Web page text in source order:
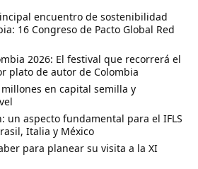
encuentro de sostenibilidad
16 Congreso de Pacto Global Red
2026: El festival que recorrerá el
plato de autor de Colombia
en capital semilla y
un aspecto fundamental para el IFLS
Italia y México
para planear su visita a la XI